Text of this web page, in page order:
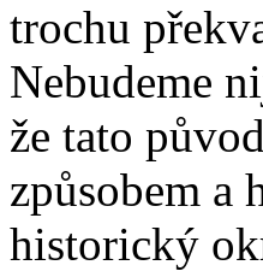
trochu
Nebudeme
že tato
způsobem a
historický